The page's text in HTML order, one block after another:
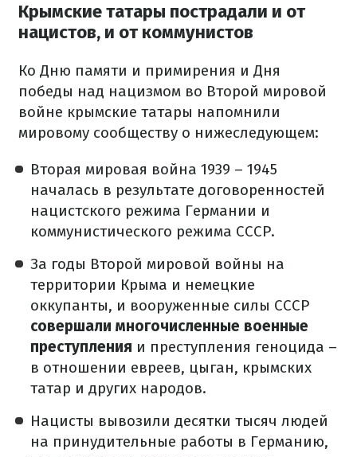
Крымские татары пострадали и от
нацистов, и от коммунистов
Ко Дню памяти и примирения и Дня
победы над нацизмом во Второй мировой
войне крымские татары напомнили
мировому сообществу о нижеследующем:
Вторая мировая война 1939 – 1945
началась в результате договоренностей
нацистского режима Германии и
коммунистического режима СССР.
За годы Второй мировой войны на
территории Крыма и немецкие
оккупанты, и вооруженные силы СССР
совершали многочисленные военные
преступления и преступления геноцида –
в отношении евреев, цыган, крымских
татар и других народов.
Нацисты вывозили десятки тысяч людей
на принудительные работы в Германию,